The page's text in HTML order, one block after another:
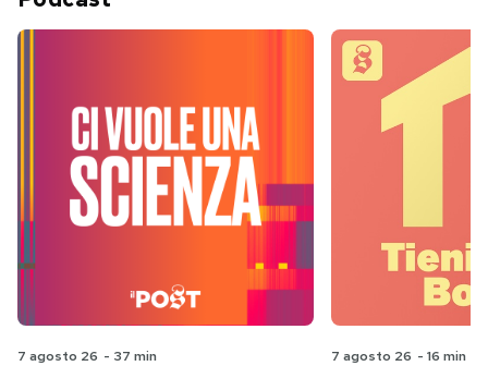
7 agosto 26 - 37 min 7 agosto 26 - 16 min